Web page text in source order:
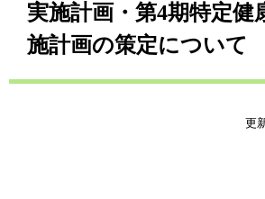
実施計画・第4期特定健
施計画の策定について
更